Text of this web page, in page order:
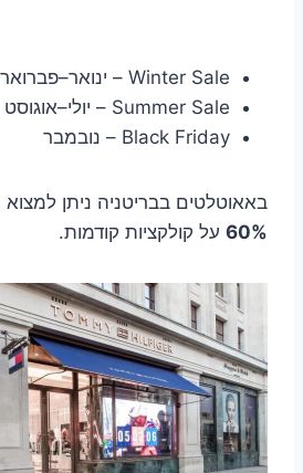
Winter Sale – ינואר–פברואר
Summer Sale – יולי–אוגוסט
Black Friday – נובמבר
באאוטלטים בבריטניה ניתן
60% על קולקציות קודמות.